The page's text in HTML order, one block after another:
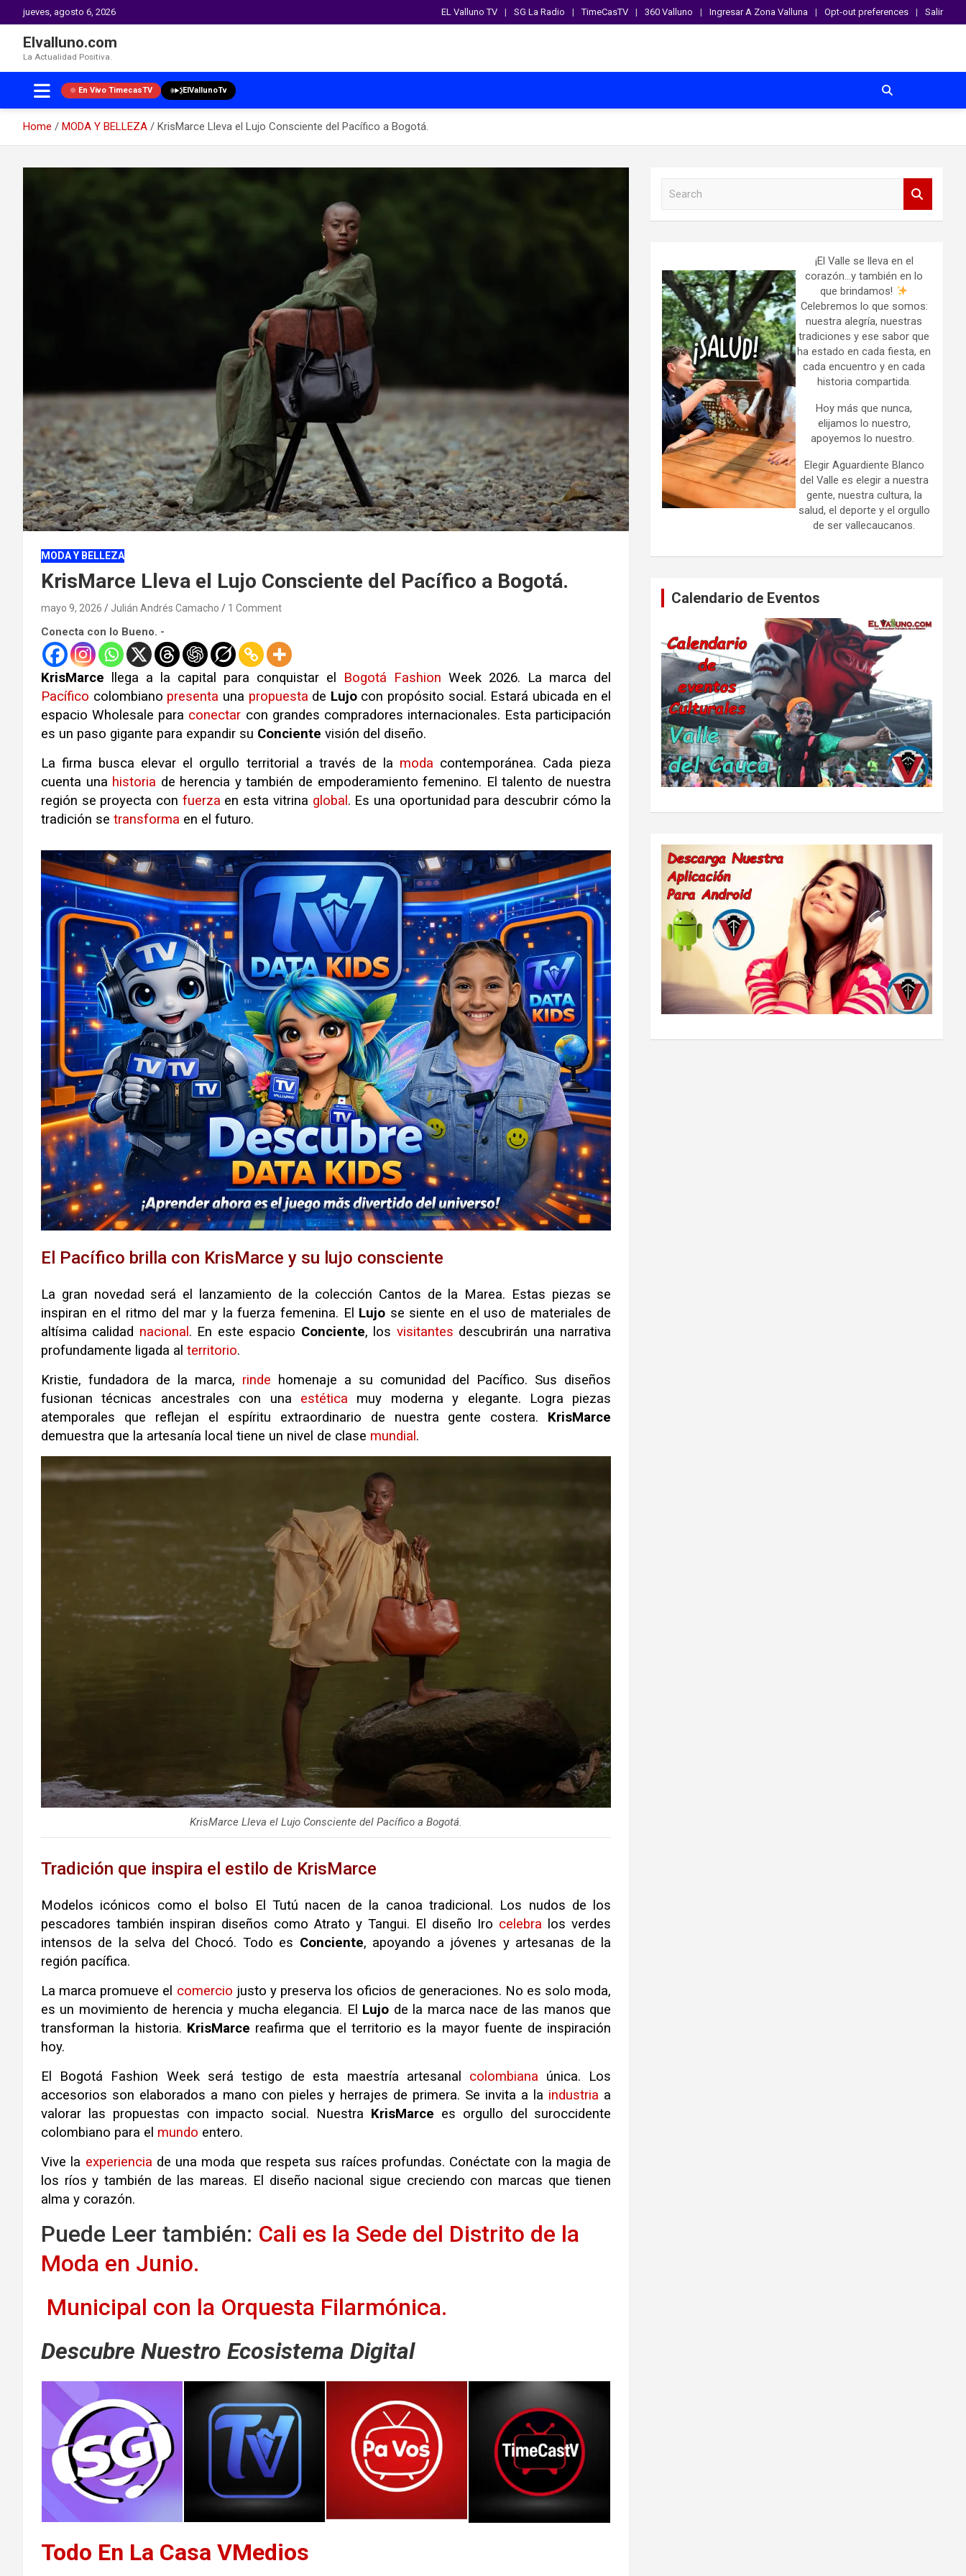
jueves, agosto 6, 2026 EL Valluno TV SG La Radio TimeCasTV 360 Valluno Ingresar A Zona Valluna Opt-out preferences Salir
Elvalluno.com
La Actualidad Positiva.
En Vivo TimecasTV ElVallunoTv
Home MODA Y BELLEZA
KrisMarce Lleva el Lujo Consciente del Pacífico a Bogotá.
MODA Y BELLEZA
KrisMarce Lleva el Lujo Consciente del Pacífico a Bogotá.
mayo 9, 2026 Julián Andrés Camacho 1 Comment
Conecta con lo Bueno. -
KrisMarce llega a la capital para conquistar el Bogotá Fashion Week 2026. La marca del
Pacífico colombiano presenta una propuesta de Lujocon propósito social . Estará ubicada en el
espacio Wholesale para conectar con grandes compradores internacionales. Esta participación
es un paso gigante para expandir su Conciente visión del diseño.
La firma busca elevar el orgullo territorial a través de la moda contemporánea. Cada pieza
cuenta una historia de herencia y también de empoderamiento femenino. El talento de nuestra
región se proyecta con fuerza en esta vitrina global . Es una oportunidad para descubrir cómo la
tradición se transforma en el futuro.
El Pacífico brilla con KrisMarce y su lujo consciente
La gran novedad será el lanzamiento de la colección Cantos de la Marea. Estas piezas se
inspiran en el ritmo del mar y la fuerza femenina. El Lujo se siente en el uso de materiales de
altísima calidad nacional . En este espacio Conciente, los visitantes descubrirán una narrativa
profundamente ligada al territorio.
Kristie, fundadora de la marca, rinde homenaje a su comunidad del Pacífico. Sus diseños
fusionan técnicas ancestrales con una estética muy moderna y elegante. Logra piezas
atemporales que reflejan el espíritu extraordinario de nuestra gente costera. KrisMarce
demuestra que la artesanía local tiene un nivel de clase mundial .
KrisMarce Lleva el Lujo Consciente del Pacífico a Bogotá.
Tradición que inspira el estilo de KrisMarce
Modelos icónicos como el bolso El Tutú nacen de la canoa tradicional . Los nudos de los
pescadores también inspiran diseños como Atrato y Tangui. El diseño Iro celebra los verdes
intensos de la selva del Chocó. Todo es Conciente, apoyando a jóvenes y artesanas de la
región pacífica.
La marca promueve el comercio justo y preserva los oficios de generaciones. No es solo moda,
es un movimiento de herencia y mucha elegancia. El Lujo de la marca nace de las manos que
transforman la historia. KrisMarce reafirma que el territorio es la mayor fuente de inspiración
hoy.
El Bogotá Fashion Week será testigo de esta maestría artesanal colombiana única. Los
accesorios son elaborados a mano con pieles y herrajes de primera. Se invita a la industria a
valorar las propuestas con impacto social . Nuestra KrisMarce es orgullo del suroccidente
colombiano para el mundo entero.
Vive la experiencia de una moda que respeta sus raíces profundas. Conéctate con la magia de
los ríos y también de las mareas. El diseño nacional sigue creciendo con marcas que tienen
alma y corazón.
Puede Leer también: Cali es la Sede del Distrito de la
Moda en Junio.
Municipal con la Orquesta Filarmónica.
Descubre Nuestro Ecosistema Digital
Todo En La Casa VMedios
¡El Valle se lleva en el
corazón…y también en lo
que brindamos!
Celebremos lo que somos:
nuestra alegría, nuestras
tradiciones y ese sabor que
ha estado en cada fiesta, en
cada encuentro y en cada
historia compartida.
Hoy más que nunca,
elijamos lo nuestro,
apoyemos lo nuestro.
Elegir Aguardiente Blanco
del Valle es elegir a nuestra
gente, nuestra cultura, la
salud, el deporte y el orgullo
de ser vallecaucanos.
Calendario de Eventos